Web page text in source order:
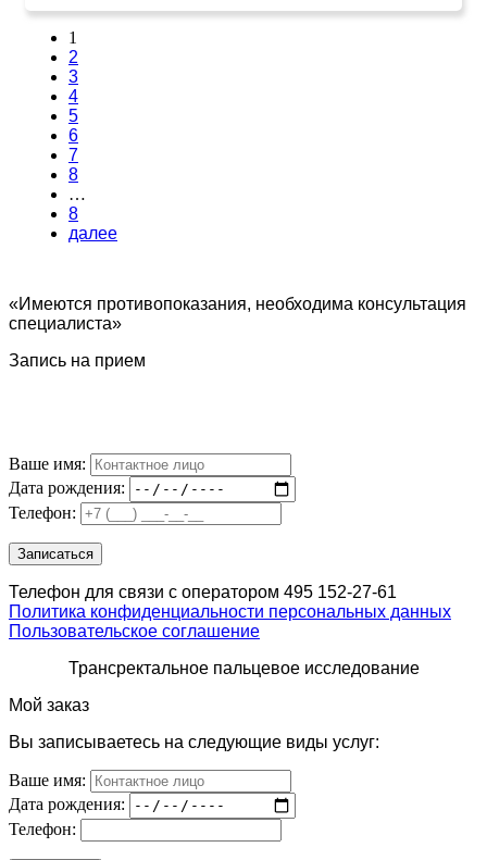
1
2
3
4
5
6
7
8
…
8
далее
«Имеются противопоказания, необходима консультация
специалиста»
Запись на прием
Ваше имя:
Дата рождения:
Телефон:
Телефон для связи с оператором 495 152-27-61
Политика конфиденциальности персональных данных
Пользовательское соглашение
Трансректальное пальцевое исследование
Мой заказ
Вы записываетесь на следующие виды услуг:
Ваше имя:
Дата рождения:
Телефон: